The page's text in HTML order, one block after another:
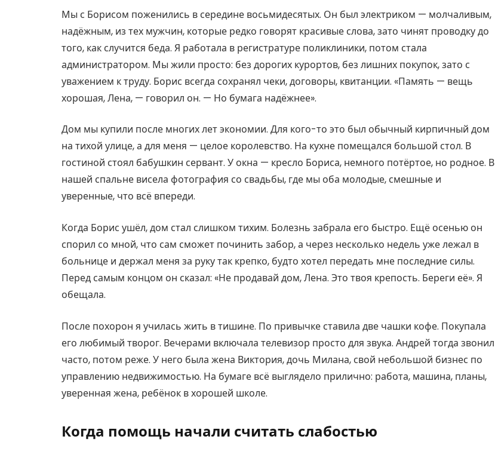
Мы с Борисом поженились в середине восьмидесятых. Он был электриком — молчаливым,
надёжным, из тех мужчин, которые редко говорят красивые слова, зато чинят проводку до
того, как случится беда. Я работала в регистратуре поликлиники, потом стала
администратором. Мы жили просто: без дорогих курортов, без лишних покупок, зато с
уважением к труду. Борис всегда сохранял чеки, договоры, квитанции. «Память — вещь
хорошая, Лена, — говорил он. — Но бумага надёжнее».
Дом мы купили после многих лет экономии. Для кого-то это был обычный кирпичный дом
на тихой улице, а для меня — целое королевство. На кухне помещался большой стол. В
гостиной стоял бабушкин сервант. У окна — кресло Бориса, немного потёртое, но родное. В
нашей спальне висела фотография со свадьбы, где мы оба молодые, смешные и
уверенные, что всё впереди.
Когда Борис ушёл, дом стал слишком тихим. Болезнь забрала его быстро. Ещё осенью он
спорил со мной, что сам сможет починить забор, а через несколько недель уже лежал в
больнице и держал меня за руку так крепко, будто хотел передать мне последние силы.
Перед самым концом он сказал: «Не продавай дом, Лена. Это твоя крепость. Береги её». Я
обещала.
После похорон я училась жить в тишине. По привычке ставила две чашки кофе. Покупала
его любимый творог. Вечерами включала телевизор просто для звука. Андрей тогда звонил
часто, потом реже. У него была жена Виктория, дочь Милана, свой небольшой бизнес по
управлению недвижимостью. На бумаге всё выглядело прилично: работа, машина, планы,
уверенная жена, ребёнок в хорошей школе.
Когда помощь начали считать слабостью